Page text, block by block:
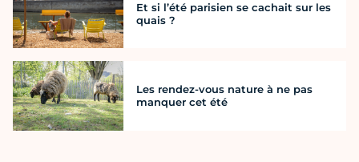
Et si l’été parisien se cachait sur les
quais ?
Les rendez-vous nature à ne pas
manquer cet été